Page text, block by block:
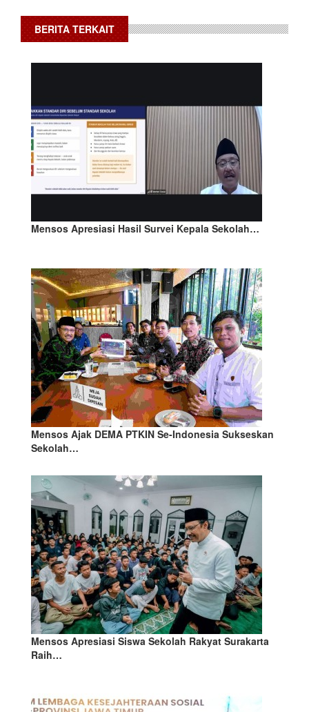
BERITA TERKAIT
Mensos Apresiasi Hasil Survei Kepala Sekolah…
Mensos Ajak DEMA PTKIN Se-Indonesia Sukseskan
Sekolah…
Mensos Apresiasi Siswa Sekolah Rakyat Surakarta
Raih…